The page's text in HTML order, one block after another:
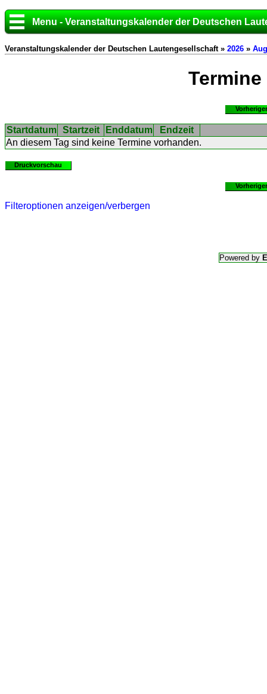
Menu - Veranstaltungskalender der Deutschen
Veranstaltungskalender der Deutschen Lautengesellschaft » 2026 »
Termine
Startdatum Startzeit Enddatum
Endzeit
An diesem Tag sind keine Termine vorhanden.
Druckvorschau
Filteroptionen anzeigen/verbergen
Powered by